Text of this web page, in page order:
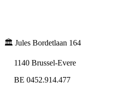
🏛️ Jules Bordetlaan 164
1140 Brussel-Evere
BE 0452.914.477